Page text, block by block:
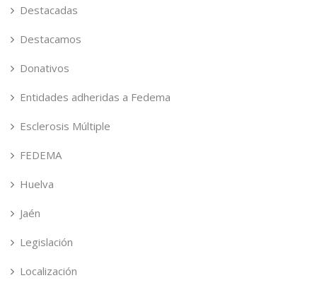
Destacadas
Destacamos
Donativos
Entidades adheridas a Fedema
Esclerosis Múltiple
FEDEMA
Huelva
Jaén
Legislación
Localización